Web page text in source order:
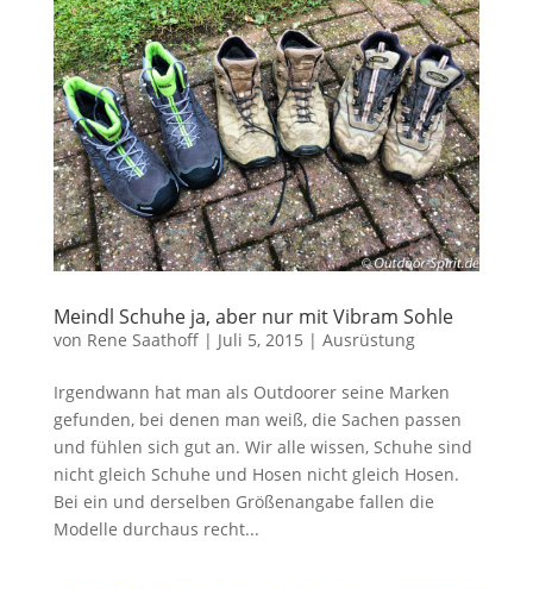
Meindl Schuhe ja, aber nur mit Vibram Sohle
von Rene Saathoff| Juli 5, 2015 | Ausrüstung
Irgendwann hat man als Outdoorer seine Marken
gefunden, bei denen man weiß, die Sachen passen
und fühlen sich gut an. Wir alle wissen, Schuhe sind
nicht gleich Schuhe und Hosen nicht gleich Hosen.
Bei ein und derselben Größenangabe fallen die
Modelle durchaus recht...